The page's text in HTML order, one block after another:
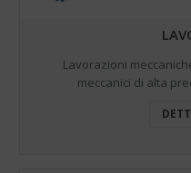
Lavorazioni
meccanici di alta